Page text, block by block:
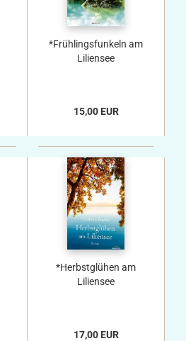
*Frühlingsfunkeln am
Liliensee
15,00 EUR
*Herbstglühen am
Liliensee
17,00 EUR